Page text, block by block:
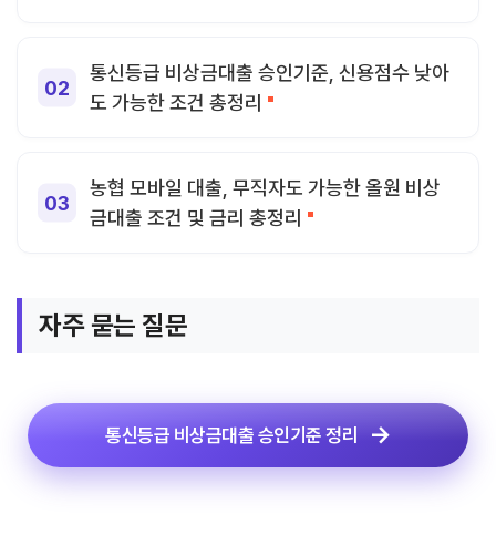
통신등급 비상금대출 승인기준, 신용점수 낮아
도 가능한 조건 총정리
농협 모바일 대출, 무직자도 가능한 올원 비상
금대출 조건 및 금리 총정리
자주 묻는 질문
통신등급 비상금대출 승인기준 정리